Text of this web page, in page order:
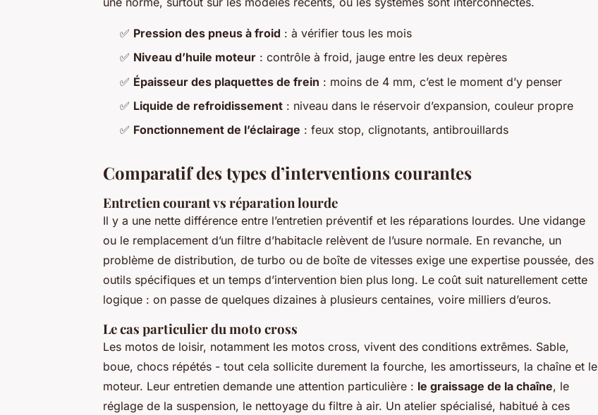
✅ Pression des pneus à froid : à vérifier tous les mois
✅ Niveau d’huile moteur : contrôle à froid, jauge entre les deux repères
✅ Épaisseur des plaquettes de frein : moins de 4 mm, c’est le moment d’y penser
✅ Liquide de refroidissement : niveau dans le réservoir d’expansion, couleur propre
✅ Fonctionnement de l’éclairage : feux stop, clignotants, antibrouillards
Comparatif des types d’interventions courantes
Entretien courant vs réparation lourde
Il y a une nette différence entre l’entretien préventif et les réparations lourdes. Une vidange
ou le remplacement d’un filtre d’habitacle relèvent de l’usure normale. En revanche, un
problème de distribution, de turbo ou de boîte de vitesses exige une expertise poussée, des
outils spécifiques et un temps d’intervention bien plus long. Le coût suit naturellement cette
logique : on passe de quelques dizaines à plusieurs centaines, voire milliers d’euros.
Le cas particulier du moto cross
Les motos de loisir, notamment les motos cross, vivent des conditions extrêmes. Sable,
boue, chocs répétés - tout cela sollicite durement la fourche, les amortisseurs, la chaîne et le
moteur. Leur entretien demande une attention particulière : le graissage de la chaîne, le
réglage de la suspension, le nettoyage du filtre à air. Un atelier spécialisé, habitué à ces